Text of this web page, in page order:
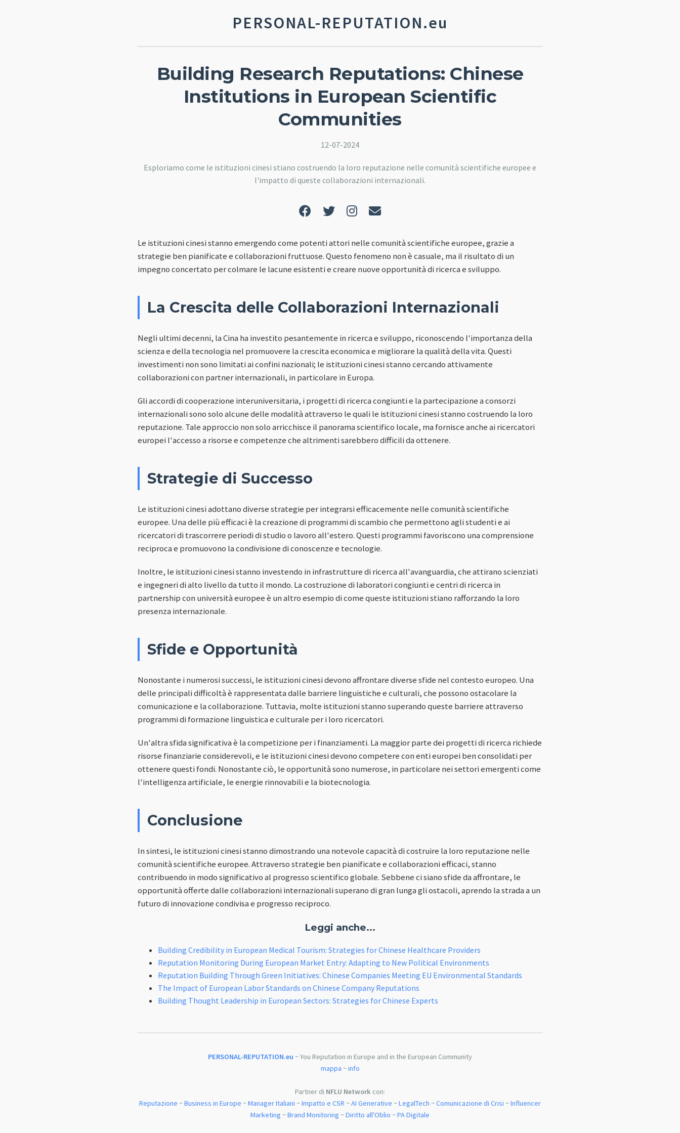
PERSONAL-REPUTATION.eu
Building Research Reputations: Chinese
Institutions in European Scientific
Communities
12-07-2024
Esploriamo come le istituzioni cinesi stiano costruendo la loro reputazione nelle comunità scientifiche europee e
l'impatto di queste collaborazioni internazionali.
Le istituzioni cinesi stanno emergendo come potenti attori nelle comunità scientifiche europee, grazie a
strategie ben pianificate e collaborazioni fruttuose. Questo fenomeno non è casuale, ma il risultato di un
impegno concertato per colmare le lacune esistenti e creare nuove opportunità di ricerca e sviluppo.
La Crescita delle Collaborazioni Internazionali
Negli ultimi decenni, la Cina ha investito pesantemente in ricerca e sviluppo, riconoscendo l'importanza della
scienza e della tecnologia nel promuovere la crescita economica e migliorare la qualità della vita. Questi
investimenti non sono limitati ai confini nazionali; le istituzioni cinesi stanno cercando attivamente
collaborazioni con partner internazionali, in particolare in Europa.
Gli accordi di cooperazione interuniversitaria, i progetti di ricerca congiunti e la partecipazione a consorzi
internazionali sono solo alcune delle modalità attraverso le quali le istituzioni cinesi stanno costruendo la loro
reputazione. Tale approccio non solo arricchisce il panorama scientifico locale, ma fornisce anche ai ricercatori
europei l'accesso a risorse e competenze che altrimenti sarebbero difficili da ottenere.
Strategie di Successo
Le istituzioni cinesi adottano diverse strategie per integrarsi efficacemente nelle comunità scientifiche
europee. Una delle più efficaci è la creazione di programmi di scambio che permettono agli studenti e ai
ricercatori di trascorrere periodi di studio o lavoro all'estero. Questi programmi favoriscono una comprensione
reciproca e promuovono la condivisione di conoscenze e tecnologie.
Inoltre, le istituzioni cinesi stanno investendo in infrastrutture di ricerca all'avanguardia, che attirano scienziati
e ingegneri di alto livello da tutto il mondo. La costruzione di laboratori congiunti e centri di ricerca in
partnership con università europee è un altro esempio di come queste istituzioni stiano rafforzando la loro
presenza internazionale.
Sfide e Opportunità
Nonostante i numerosi successi, le istituzioni cinesi devono affrontare diverse sfide nel contesto europeo. Una
delle principali difficoltà è rappresentata dalle barriere linguistiche e culturali, che possono ostacolare la
comunicazione e la collaborazione. Tuttavia, molte istituzioni stanno superando queste barriere attraverso
programmi di formazione linguistica e culturale per i loro ricercatori.
Un'altra sfida significativa è la competizione per i finanziamenti. La maggior parte dei progetti di ricerca richiede
risorse finanziarie considerevoli, e le istituzioni cinesi devono competere con enti europei ben consolidati per
ottenere questi fondi. Nonostante ciò, le opportunità sono numerose, in particolare nei settori emergenti come
l'intelligenza artificiale, le energie rinnovabili e la biotecnologia.
Conclusione
In sintesi, le istituzioni cinesi stanno dimostrando una notevole capacità di costruire la loro reputazione nelle
comunità scientifiche europee. Attraverso strategie ben pianificate e collaborazioni efficaci, stanno
contribuendo in modo significativo al progresso scientifico globale. Sebbene ci siano sfide da affrontare, le
opportunità offerte dalle collaborazioni internazionali superano di gran lunga gli ostacoli, aprendo la strada a un
futuro di innovazione condivisa e progresso reciproco.
Leggi anche...
Building Credibility in European Medical Tourism: Strategies for Chinese Healthcare Providers
Reputation Monitoring During European Market Entry: Adapting to New Political Environments
Reputation Building Through Green Initiatives: Chinese Companies Meeting EU Environmental Standards
The Impact of European Labor Standards on Chinese Company Reputations
Building Thought Leadership in European Sectors: Strategies for Chinese Experts
PERSONAL-REPUTATION.eu ~ You Reputation in Europe and in the European Community
mappa ~info
Partner di NFLU Network con:
Reputazione ~Business in Europe ~Manager Italiani ~Impatto e CSR ~AI Generative ~LegalTech ~Comunicazione di Crisi ~Influencer
Marketing ~Brand Monitoring ~Diritto all'Oblio ~PA Digitale